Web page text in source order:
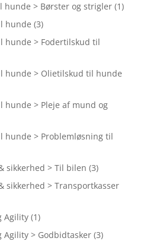
hunde > Børster og strigler (1)
hunde (3)
hunde > Fodertilskud til
hunde > Olietilskud til hunde
hunde > Pleje af mund og
hunde > Problemløsning til
sikkerhed > Til bilen (3)
sikkerhed > Transportkasser
Agility (1)
> Godbidtasker (3)